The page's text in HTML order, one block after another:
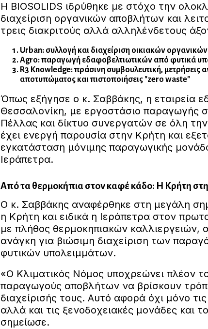
Η BIOSOLIDS ιδρύθηκε με στόχο την
διαχείριση οργανικών αποβλήτων και
τρεις διακριτούς αλλά αλληλένδετους
Urban: συλλογή και διαχείριση οικιακών
Agro: παραγωγή εδαφοβελτιωτικών από φυτικά
R3 Knowledge: πράσινη συμβουλευτική, μετρήσεις
αποτυπώματος και πιστοποιήσεις "zero waste"
Όπως εξήγησε ο κ. Σαββάκης, η εταιρεία
Θεσσαλονίκη, με εργοστάσιο παραγωγής
Πέλλας και δίκτυο συνεργατών σε όλη
έχει ενεργή παρουσία στην Κρήτη και
εγκατάσταση μόνιμης παραγωγικής
Ιεράπετρα.
Από τα θερμοκήπια στον καφέ κάδο: Η Κρήτη
Ο κ. Σαββάκης αναφέρθηκε στη μεγάλη
η Κρήτη και ειδικά η Ιεράπετρα στον
με πλήθος θερμοκηπιακών καλλιεργειών,
ανάγκη για βιώσιμη διαχείριση των
φυτικών υπολειμμάτων.
«Ο Κλιματικός Νόμος υποχρεώνει πλέον
παραγωγούς αποβλήτων να βρίσκουν
διαχείρισής τους. Αυτό αφορά όχι μόνο
αλλά και τις ξενοδοχειακές μονάδες και
σημείωσε.